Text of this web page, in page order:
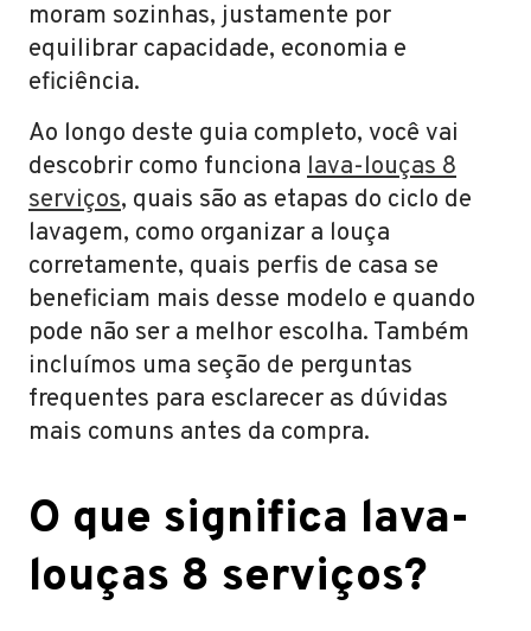
moram sozinhas, justamente por
equilibrar capacidade, economia e
eficiência.
Ao longo deste guia completo, você vai
descobrir como funciona lava-louças 8
serviços, quais são as etapas do ciclo de
lavagem, como organizar a louça
corretamente, quais perfis de casa se
beneficiam mais desse modelo e quando
pode não ser a melhor escolha. Também
incluímos uma seção de perguntas
frequentes para esclarecer as dúvidas
mais comuns antes da compra.
O que significa lava-
louças 8 serviços?